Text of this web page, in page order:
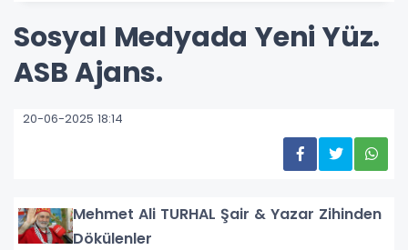
Sosyal Medyada Yeni Yüz.
ASB Ajans.
20-06-2025 18:14
Mehmet Ali TURHAL Şair & Yazar Zihinden
Dökülenler